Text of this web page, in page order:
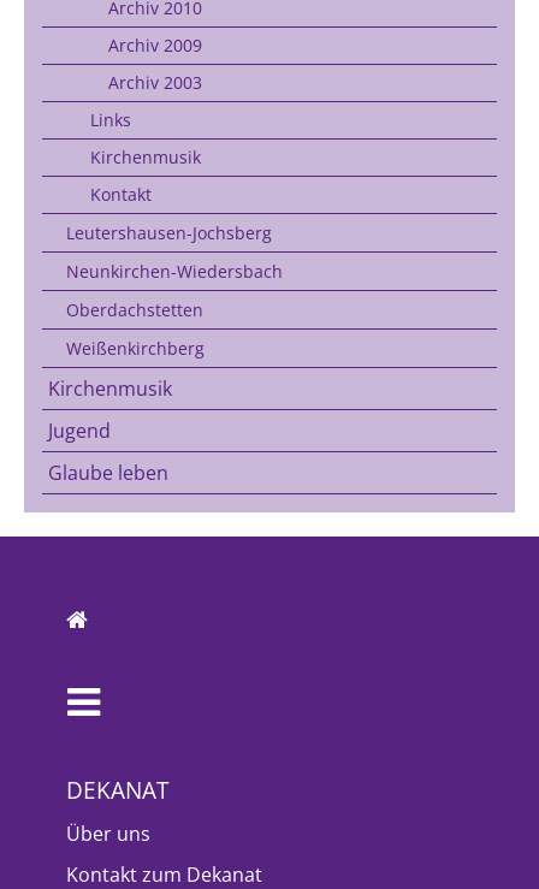
Archiv 2010
Archiv 2009
Archiv 2003
Links
Kirchenmusik
Kontakt
Leutershausen-Jochsberg
Neunkirchen-Wiedersbach
Oberdachstetten
Weißenkirchberg
Kirchenmusik
Jugend
Glaube leben
DEKANAT
Über uns
Kontakt zum Dekanat